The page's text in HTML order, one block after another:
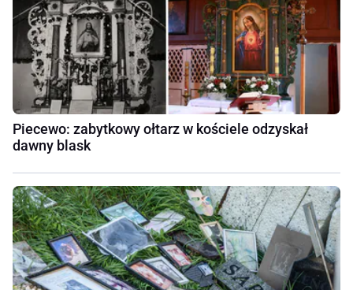
Piecewo: zabytkowy ołtarz w kościele odzyskał
dawny blask